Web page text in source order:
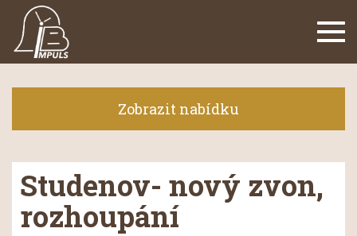
Zobrazit nabídku
Studenov- nový zvon,
rozhoupání